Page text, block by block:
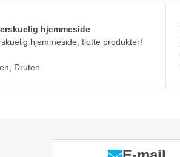
hjemmeside
hjemmeside, flotte produkter!
Druten